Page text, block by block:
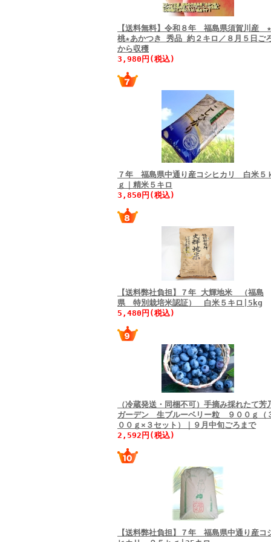
【送料無料】令和８年 福島県須賀川産 ★
桃★あかつき 秀品 約２キロ／８月５日ご
から収穫
3,980円(税込)
７年 福島県中通り産コシヒカリ 白米５
ｇ｜精米５キロ
3,850円(税込)
【送料弊社負担】７年 大輝地米 （福島
県 特別栽培米認証） 白米５キロ|5kg
5,480円(税込)
（冷蔵発送・同梱不可）手摘み採れたて芳
ガーデン 生ブルーベリー粒 ９００ｇ（
００ｇ×３セット）｜９月中旬ごろまで
2,592円(税込)
【送料弊社負担】７年 福島県中通り産コ